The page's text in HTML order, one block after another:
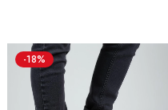
-18%